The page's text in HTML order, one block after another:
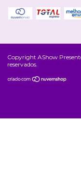
Copyright AShow
reservados.